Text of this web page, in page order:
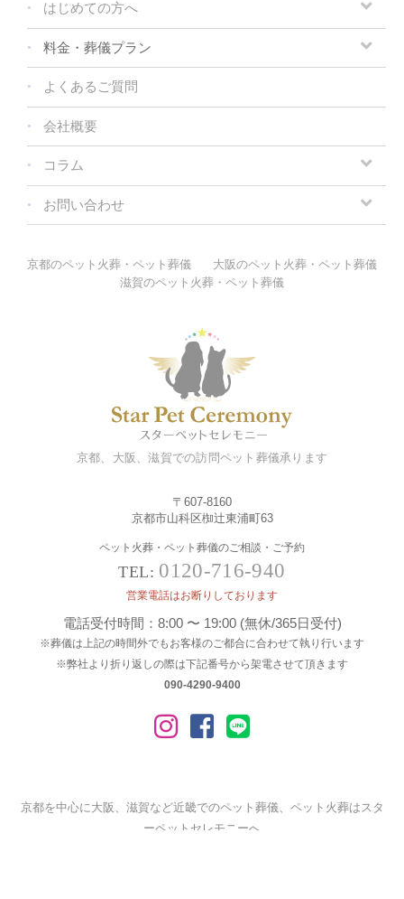
京都、大阪、滋賀での訪問ペット葬儀承ります
〒607-8160
京都市山科区椥辻東浦町63
ペット火葬・ペット葬儀のご相談・ご予約
TEL: 0120-716-940
営業電話はお断りしております
電話受付時間：8:00 〜 19:00 (無休/365日受付)
※葬儀は上記の時間外でもお客様のご都合に合わせて執り行います
※弊社より折り返しの際は下記番号から架電させて頂きます
090-4290-9400
はじめての方へ
料金・葬儀プラン
よくあるご質問
会社概要
コラム
お問い合わせ
京都のペット火葬・ペット葬儀
大阪のペット火葬・ペット葬儀
滋賀のペット火葬・ペット葬儀
京都を中心に大阪、滋賀など近畿でのペット葬儀、ペット火葬はスタ
ーペットセレモニーへ